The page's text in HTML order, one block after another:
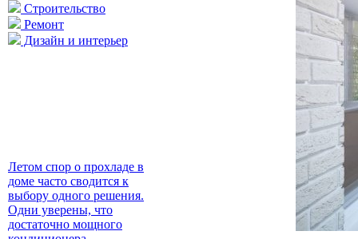
Строительство
Ремонт
Дизайн и интерьер
Летом спор о прохладе в
доме часто сводится к
выбору одного решения.
Одни уверены, что
достаточно мощного